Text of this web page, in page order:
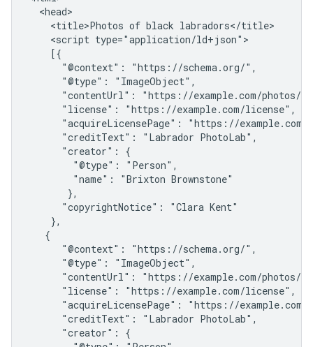
  <head>
    <title>Photos of black labradors</title>
    <script type="application/ld+json">
    [{
      "@context": "https://schema.org/",
      "@type": "ImageObject",
"contentUrl": "https://example.com/photos/
      "license": "https://example.com/license",
"acquireLicensePage": "https://example.com/
      "creditText": "Labrador PhotoLab",
      "creator": {
        "@type": "Person",
        "name": "Brixton Brownstone"
       },
      "copyrightNotice": "Clara Kent"
    },
   {
      "@context": "https://schema.org/",
      "@type": "ImageObject",
"contentUrl": "https://example.com/photos/
      "license": "https://example.com/license",
"acquireLicensePage": "https://example.com/
      "creditText": "Labrador PhotoLab",
      "creator": {